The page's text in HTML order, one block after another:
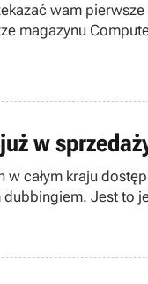
wam
magazynu
w
Gra ukazuje się w kolejnym numerze
to jednocześnie